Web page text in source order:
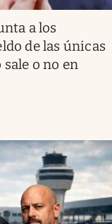
a los
de las únicas
o no en